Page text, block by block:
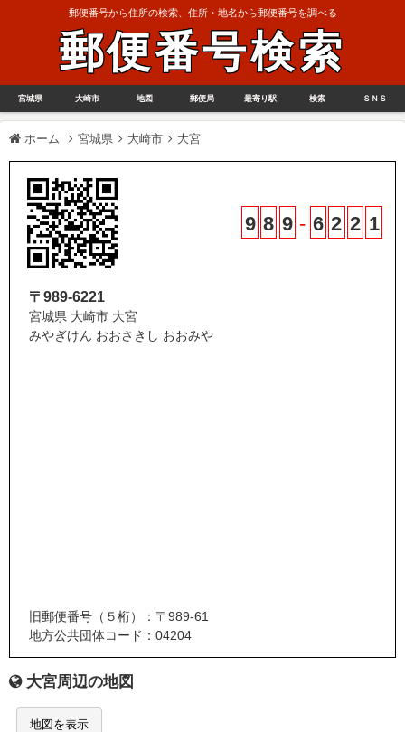
郵便番号から住所の検索、住所・地名から郵便番号を調べる
郵便番号検索
宮城県 大崎市 地図 郵便局 最寄り駅 検索 ＳＮＳ
ホーム 宮城県 大崎市 大宮
9 8 9 - 6 2 2 1
〒989-6221
宮城県 大崎市 大宮
みやぎけん おおさきし おおみや
旧郵便番号（５桁）：〒989-61
地方公共団体コード：04204
大宮周辺の地図
地図を表示